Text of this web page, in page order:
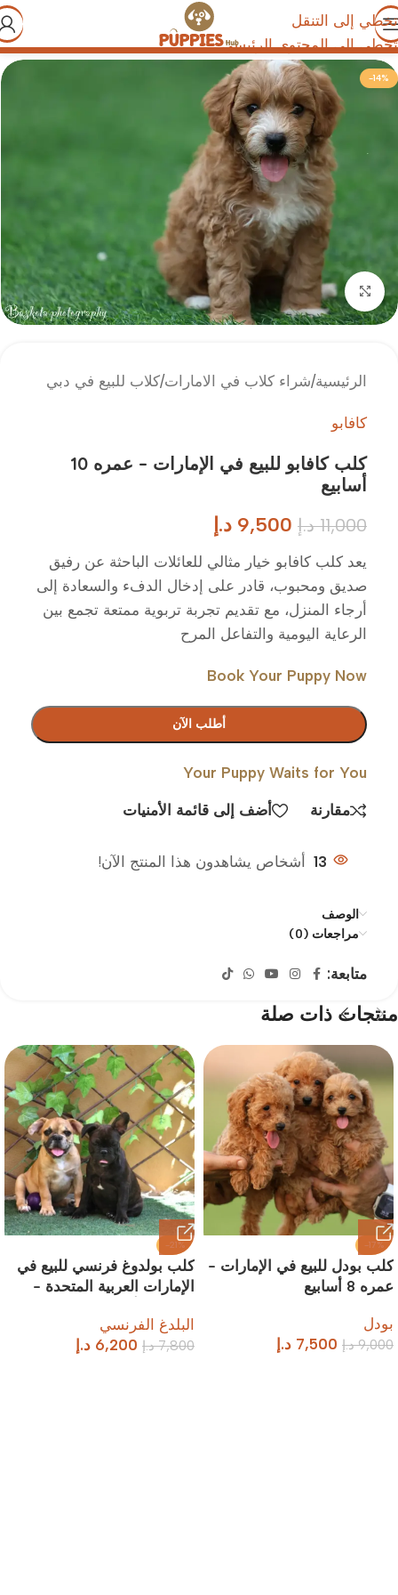
تخطي إلى التنقل
تخطي إلى المحتوى الرئيسي
-14%
انقر للتكبير
الرئيسية/شراء كلاب في الامارات/كلاب للبيع في دبي
كافابو
كلب كافابو للبيع في الإمارات – عمره 10
أسابيع
11,000 د.إ 9,500 د.إ
يعد كلب كافابو خيار مثالي للعائلات الباحثة عن رفيق
صديق ومحبوب، قادر على إدخال الدفء والسعادة إلى
أرجاء المنزل، مع تقديم تجربة تربوية ممتعة تجمع بين
الرعاية اليومية والتفاعل المرح
Book Your Puppy Now
أطلب الآن
Your Puppy Waits for You
مقارنة أضف إلى قائمة الأمنيات
13 أشخاص يشاهدون هذا المنتج الآن!
الوصف
مراجعات (0)
متابعة:
منتجات ذات صلة
-17%
كلب بودل للبيع في الإمارات –
عمره 8 أسابيع
بودل
9,000 د.إ 7,500 د.إ
-21%
كلب بولدوغ فرنسي للبيع في
الإمارات العربية المتحدة –
البلدغ الفرنسي
7,800 د.إ 6,200 د.إ